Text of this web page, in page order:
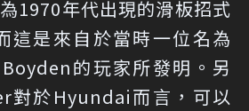
1970年代出現的滑板招式
這是來自於當時一位名為
的玩家所發明。另
對於Hyundai而言，可以